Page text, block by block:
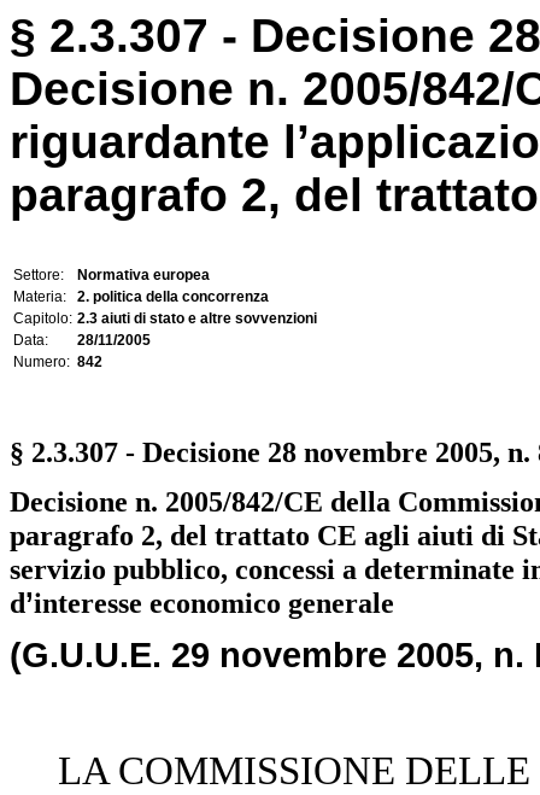
§ 2.3.307 - Decisione
Decisione n. 2005/
riguardante
paragrafo 2, del
Settore:
Normativa europea
Materia:
2. politica della concorrenza
Capitolo: 2.3 aiuti di stato e altre sovvenzioni
Data:
28/11/2005
Numero: 842
§ 2.3.307 - Decisione 28 novembre 2005,
Decisione n. 2005/842/CE della
paragrafo 2, del trattato CE agli aiuti di
servizio pubblico, concessi a determinate
d’interesse economico generale
(G.U.U.E. 29 novembre 2005, n.
LA COMMISSIONE DELLE